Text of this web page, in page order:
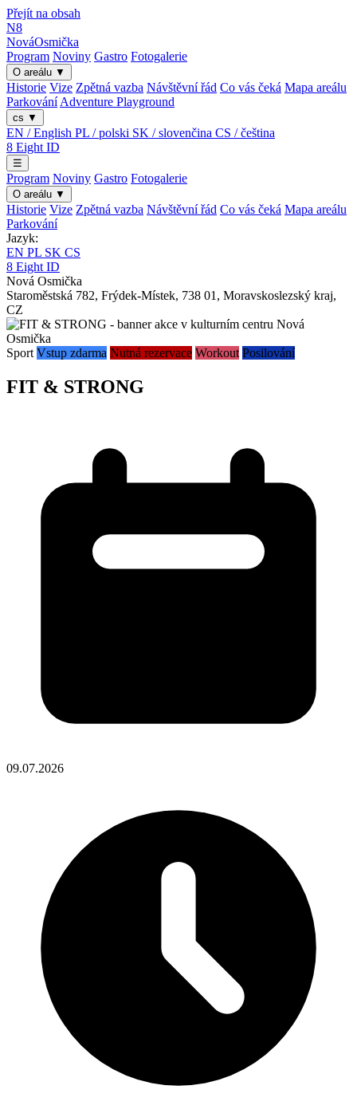
Přejít na obsah
N8
NováOsmička
Program Noviny Gastro Fotogalerie
O areálu ▼
Historie Vize Zpětná vazba Návštěvní řád Co vás čeká Mapa areálu
Parkování Adventure Playground
cs ▼
EN / English PL / polski SK / slovenčina CS / čeština
8 Eight ID
☰
Program Noviny Gastro Fotogalerie
O areálu ▼
Historie Vize Zpětná vazba Návštěvní řád Co vás čeká Mapa areálu
Parkování
Jazyk:
EN PL SK CS
8 Eight ID
Nová Osmička
Staroměstská 782, Frýdek-Místek, 738 01 , Moravskoslezský kraj,
CZ
Sport Vstup zdarma Nutná rezervace Workout Posilování
FIT & STRONG
09.07.2026